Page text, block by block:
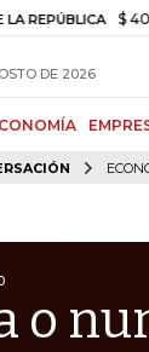
$ 408.498,97
DE 2026
o